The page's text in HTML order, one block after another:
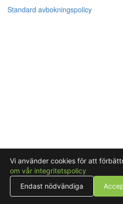
Standard avbokningspolicy
Vi använder cookies för att
om vår integritetspolicy
Endast nödvändiga